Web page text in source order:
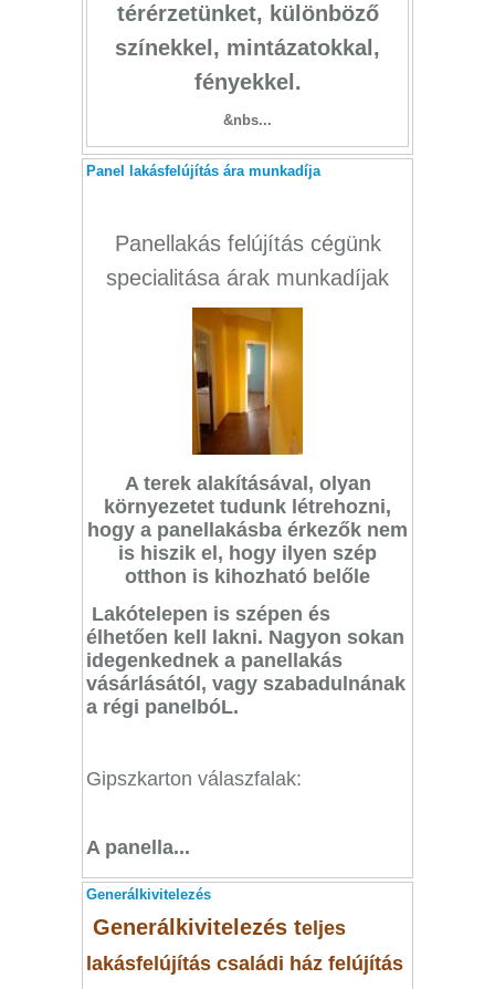
térérzetünket, különböző
színekkel, mintázatokkal,
fényekkel.
&nbs...
Panel lakásfelújítás ára munkadíja
Panellakás felújítás cégünk
specialitása árak munkadíjak
A terek alakításával, olyan
környezetet tudunk létrehozni,
hogy a panellakásba érkezők nem
is hiszik el, hogy ilyen szép
otthon is kihozható belőle
Lakótelepen is szépen és
élhetően kell lakni. Nagyon sokan
idegenkednek a panellakás
vásárlásától, vagy szabadulnának
a régi panelbóL.
Gipszkarton válaszfalak:
A panella...
Generálkivitelezés
Generálkivitelezés teljes
lakásfelújítás családi ház felújítás